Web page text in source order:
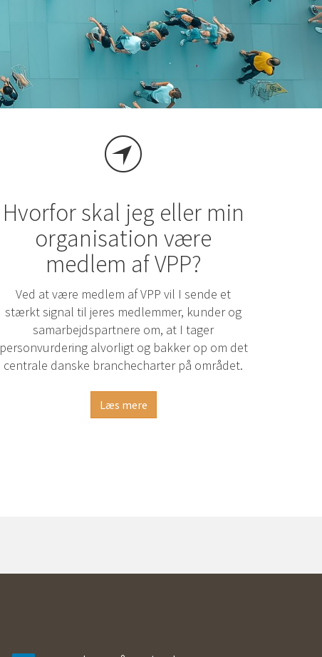
Hvorfor skal jeg eller min
organisation være
medlem af VPP?
Ved at være medlem af VPP vil I sende et
stærkt signal til jeres medlemmer, kunder og
samarbejdspartnere om, at I tager
personvurdering alvorligt og bakker op om det
centrale danske branchecharter på området.
Læs mere